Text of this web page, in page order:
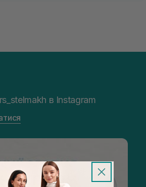
в Instagram